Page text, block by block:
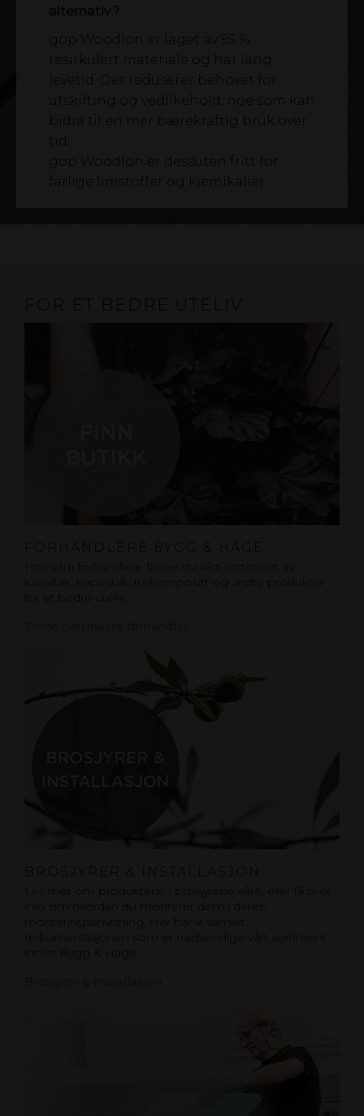
alternativ?
gop Woodlon er laget av 95 %
resirkulert materiale og har lang
levetid. Det reduserer behovet for
utskifting og vedlikehold, noe som kan
bidra til en mer bærekraftig bruk over
tid.
gop Woodlon er dessuten fritt for
farlige limstoffer og kjemikalier.